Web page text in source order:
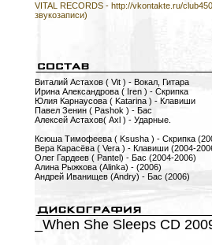
VITAL RECORDS - http://vkontakte.ru/
звукозаписи)
Виталий Астахов ( Vit ) - Вокал, Гитара
Ирина Александрова ( Iren ) - Скрипка
Юлия Карнаусова ( Katarina ) - Клавиши
Павел Зенин ( Pashok ) - Бас
Алексей Астахов( Axl ) - Ударные.
Ксюша Тимофеева ( Ksusha ) - Cкрипка
Вера Карасёва ( Vera ) - Клавиши (2004-
Олег Гардеев ( Pantel) - Бас (2004-2006)
Алина Рыжкова (Alinka) - (2006)
Андрей Иванищев (Andry) - Бас (2006)
_When She Sleeps CD